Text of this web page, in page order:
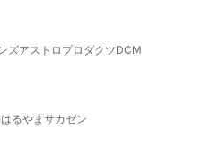
ズアストロプロダクツDCM
はるやま サカゼン